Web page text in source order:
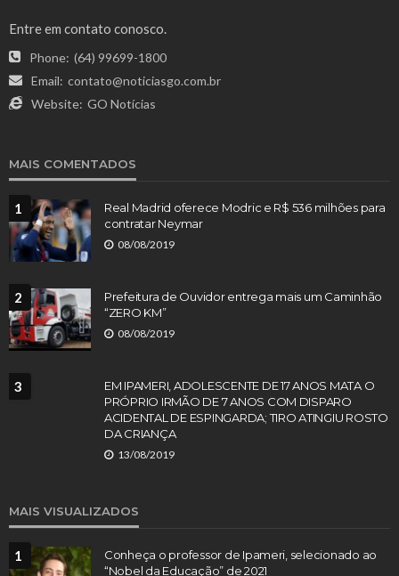
Entre em contato conosco.
Phone: (64) 99699-1800
Email: contato@noticiasgo.com.br
Website: GO Notícias
MAIS COMENTADOS
1
Real Madrid oferece Modric e R$ 536 milhões para
contratar Neymar
08/08/2019
2
Prefeitura de Ouvidor entrega mais um Caminhão
“ZERO KM”
08/08/2019
3
EM IPAMERI, ADOLESCENTE DE 17 ANOS MATA O
PRÓPRIO IRMÃO DE 7 ANOS COM DISPARO
ACIDENTAL DE ESPINGARDA; TIRO ATINGIU ROSTO
DA CRIANÇA
13/08/2019
MAIS VISUALIZADOS
1
Conheça o professor de Ipameri, selecionado ao
“Nobel da Educação” de 2021